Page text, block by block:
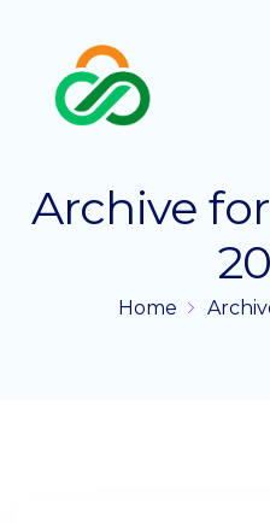
Archive
Home